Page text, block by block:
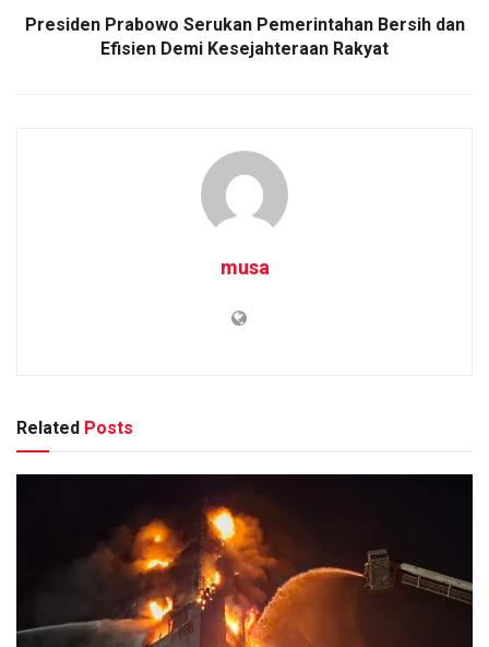
Presiden Prabowo Serukan Pemerintahan Bersih dan
Efisien Demi Kesejahteraan Rakyat
musa
Related Posts